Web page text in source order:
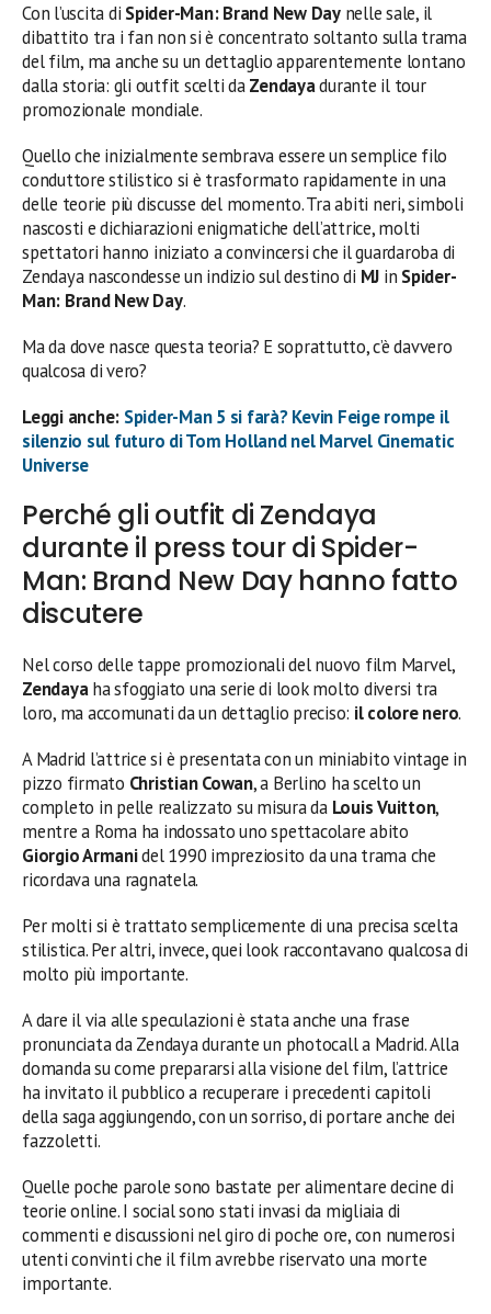
Con l’uscita di Spider-Man: Brand New Daynelle sale, il
dibattito tra i fan non si è concentrato soltanto sulla trama
del film, ma anche su un dettaglio apparentemente lontano
dalla storia: gli outfit scelti daZendayadurante il tour
promozionale mondiale.
Quello che inizialmente sembrava essere un semplice filo
conduttore stilistico si è trasformato rapidamente in una
delle teorie più discusse del momento. Tra abiti neri, simboli
nascosti e dichiarazioni enigmatiche dell’attrice, molti
spettatori hanno iniziato a convincersi che il guardaroba di
Zendaya nascondesse un indizio sul destino di MJ in Spider-
Man: Brand New Day.
Ma da dove nasce questa teoria? E soprattutto, c’è davvero
qualcosa di vero?
Leggi anche: Spider-Man 5 si farà? Kevin Feige rompe il
silenzio sul futuro di Tom Holland nel Marvel Cinematic
Universe
Perché gli outfit di Zendaya
durante il press tour di Spider-
Man: Brand New Day hanno fatto
discutere
Nel corso delle tappe promozionali del nuovo film Marvel,
Zendayaha sfoggiato una serie di look molto diversi tra
loro, ma accomunati da un dettaglio preciso: il colore nero.
A Madrid l’attrice si è presentata con un miniabito vintage in
pizzo firmato Christian Cowan, a Berlino ha scelto un
completo in pelle realizzato su misura da Louis Vuitton,
mentre a Roma ha indossato uno spettacolare abito
Giorgio Armanidel 1990 impreziosito da una trama che
ricordava una ragnatela.
Per molti si è trattato semplicemente di una precisa scelta
stilistica. Per altri, invece, quei look raccontavano qualcosa di
molto più importante.
A dare il via alle speculazioni è stata anche una frase
pronunciata da Zendaya durante un photocall a Madrid. Alla
domanda su come prepararsi alla visione del film, l’attrice
ha invitato il pubblico a recuperare i precedenti capitoli
della saga aggiungendo, con un sorriso, di portare anche dei
fazzoletti.
Quelle poche parole sono bastate per alimentare decine di
teorie online. I social sono stati invasi da migliaia di
commenti e discussioni nel giro di poche ore, con numerosi
utenti convinti che il film avrebbe riservato una morte
importante.